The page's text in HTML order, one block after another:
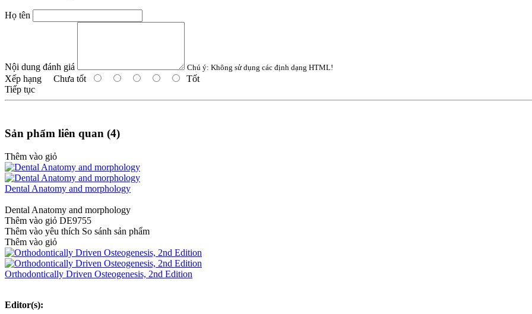
Họ tên
Nội dung đánh giá Chú ý: Không sử dụng các định dạng HTML!
Xếp hạng Chưa tốt
Tốt
Tiếp tục
Sản phẩm liên quan (4)
Thêm vào giỏ
Dental Anatomy and morphology
Dental Anatomy and morphology
Thêm vào giỏ DE9755
Thêm vào yêu thích So sánh sản phẩm
Thêm vào giỏ
Orthodontically Driven Osteogenesis, 2nd Edition
Editor(s):